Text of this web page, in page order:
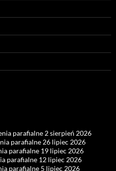
parafialne 2 sierpień 2026
parafialne 26 lipiec 2026
parafialne 19 lipiec 2026
parafialne 12 lipiec 2026
parafialne 5 lipiec 2026